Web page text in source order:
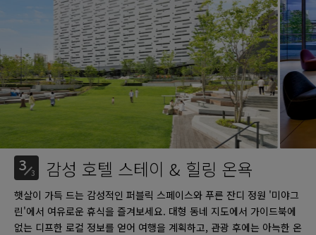
3 3 감성 호텔 스테이 & 힐링 온욕
햇살이 가득 드는 감성적인 퍼블릭 스페이스와 푸른 잔디 정원 '미야그
린'에서 여유로운 휴식을 즐겨보세요. 대형 동네 지도에서 가이드북에
없는 디프한 로컬 정보를 얻어 여행을 계획하고, 관광 후에는 아늑한 온